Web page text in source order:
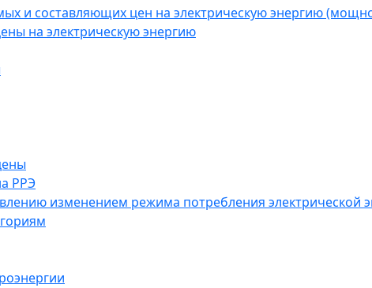
и составляющих цен на электрическую энергию
на электрическую энергию
РРЭ
изменением режима потребления